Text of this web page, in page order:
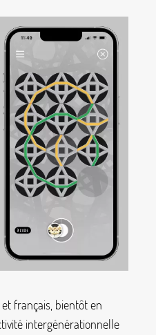
français, bientôt en
intergénérationnelle